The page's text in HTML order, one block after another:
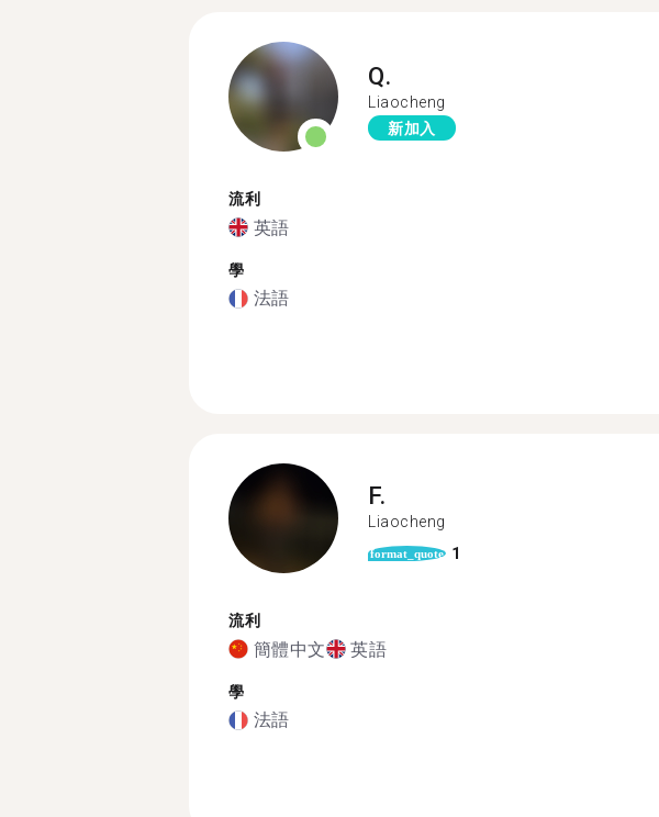
Q.
Liaocheng
新加入
流利
英語
學
法語
F.
Liaocheng
format_quote 1
流利
簡體中文 英語
學
法語